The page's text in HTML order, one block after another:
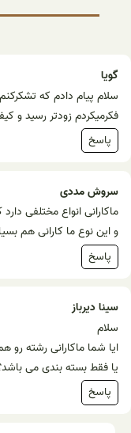
گویا
سلام پیام دادم که
فکرمیکردم زودتر رسید و
پاسخ
سروش مددی
ماکارانی انواع مختلفی
و این نوع ما کارانی هم
پاسخ
سینا دیرباز
سلام
ایا شما ماکارانی رشته
یا فقط بسته بندی می
پاسخ